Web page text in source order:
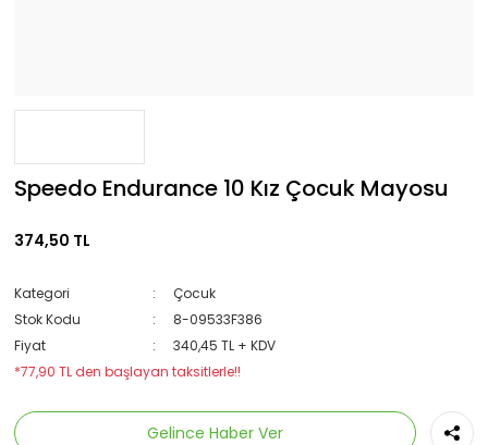
Speedo Endurance 10 Kız Çocuk Mayosu
374,50 TL
Kategori
Çocuk
Stok Kodu
8-09533F386
Fiyat
340,45 TL + KDV
*77,90 TL den başlayan taksitlerle!!
Gelince Haber Ver